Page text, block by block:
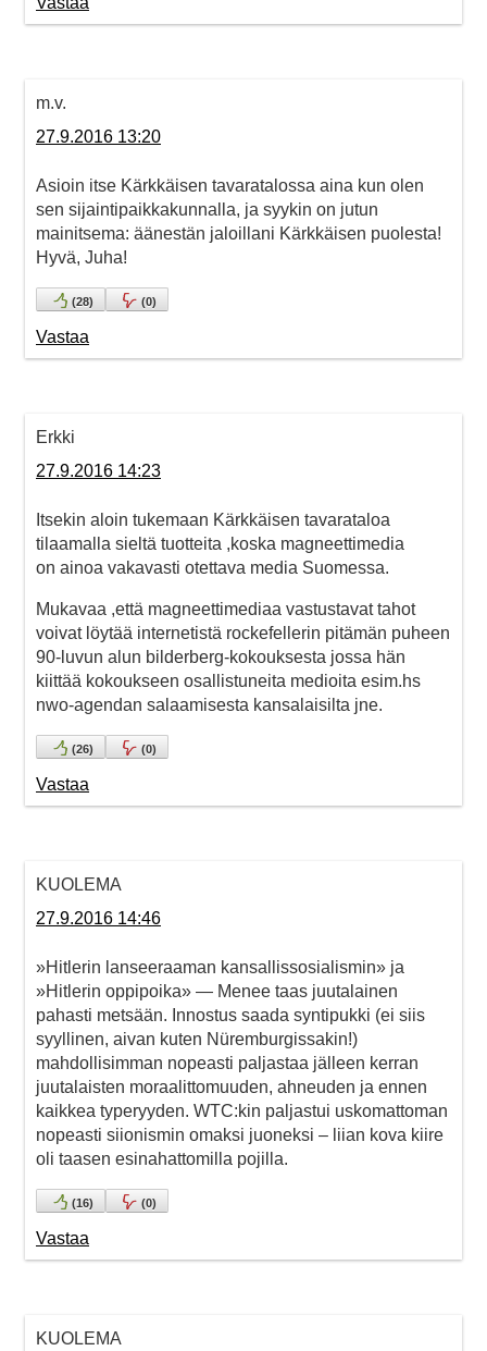
m.v.
27.9.2016 13:20
Asioin itse Kärkkäisen tavaratalossa aina kun olen
sen sijaintipaikkakunnalla, ja syykin on jutun
mainitsema: äänestän jaloillani Kärkkäisen puolesta!
Hyvä, Juha!
(28) (0)
Vastaa
Erkki
27.9.2016 14:23
Itsekin aloin tukemaan Kärkkäisen tavarataloa
tilaamalla sieltä tuotteita ,koska magneettimedia
on ainoa vakavasti otettava media Suomessa.
Mukavaa ,että magneettimediaa vastustavat tahot
voivat löytää internetistä rockefellerin pitämän puheen
90-luvun alun bilderberg-kokouksesta jossa hän
kiittää kokoukseen osallistuneita medioita esim.hs
nwo-agendan salaamisesta kansalaisilta jne.
(26) (0)
Vastaa
KUOLEMA
27.9.2016 14:46
»Hitlerin lanseeraaman kansallissosialismin» ja
»Hitlerin oppipoika» — Menee taas juutalainen
pahasti metsään. Innostus saada syntipukki (ei siis
syyllinen, aivan kuten Nüremburgissakin!)
mahdollisimman nopeasti paljastaa jälleen kerran
juutalaisten moraalittomuuden, ahneuden ja ennen
kaikkea typeryyden. WTC:kin paljastui uskomattoman
nopeasti siionismin omaksi juoneksi – liian kova kiire
oli taasen esinahattomilla pojilla.
(16) (0)
Vastaa
KUOLEMA